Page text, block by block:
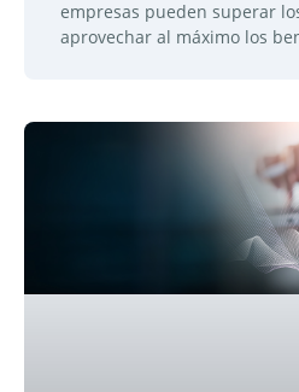
empresas pueden superar
aprovechar al máximo los